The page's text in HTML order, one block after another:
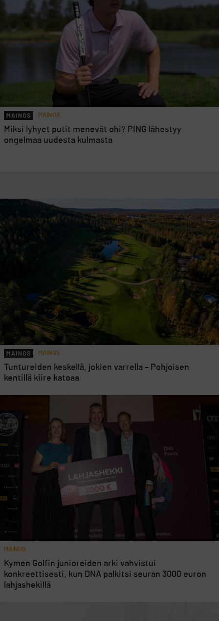
MAINOS
Miksi lyhyet putit menevät ohi? PING lähestyy
ongelmaa uudesta kulmasta
MAINOS
Tuntureiden keskellä, jokien varrella – Pohjoisen
kentillä kiire katoaa
MAINOS
Kymen Golfin junioreiden arki vahvistui
konkreettisesti, kun DNA palkitsi seuran 3000 euron
lahjashekillä